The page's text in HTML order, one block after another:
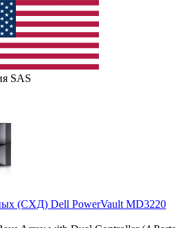
SAS
(СХД) Dell PowerVault MD3220